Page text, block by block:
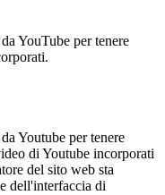
YouTube per tenere
Youtube per tenere
di Youtube incorporati
del sito web sta
dell'interfaccia di